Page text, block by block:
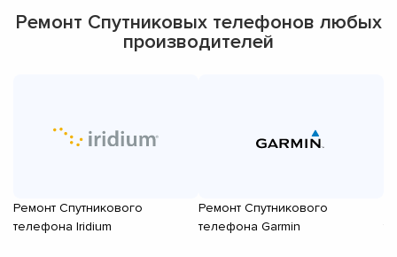
Ремонт Спутниковых телефонов любых
производителей
Ремонт Спутникового
телефона Iridium
Ремонт Спутникового
телефона Garmin